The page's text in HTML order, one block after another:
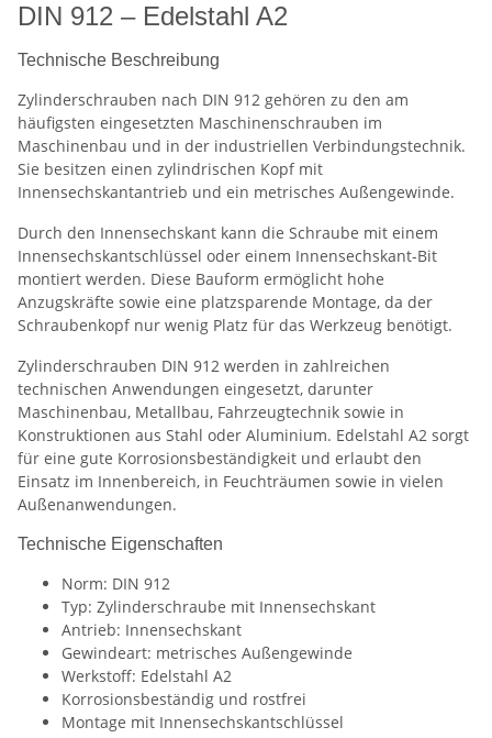
DIN 912 – Edelstahl A2
Technische Beschreibung
Zylinderschrauben nach DIN 912 gehören zu den am
häufigsten eingesetzten Maschinenschrauben im
Maschinenbau und in der industriellen Verbindungstechnik.
Sie besitzen einen zylindrischen Kopf mit
Innensechskantantrieb und ein metrisches Außengewinde.
Durch den Innensechskant kann die Schraube mit einem
Innensechskantschlüssel oder einem Innensechskant-Bit
montiert werden. Diese Bauform ermöglicht hohe
Anzugskräfte sowie eine platzsparende Montage, da der
Schraubenkopf nur wenig Platz für das Werkzeug benötigt.
Zylinderschrauben DIN 912 werden in zahlreichen
technischen Anwendungen eingesetzt, darunter
Maschinenbau, Metallbau, Fahrzeugtechnik sowie in
Konstruktionen aus Stahl oder Aluminium. Edelstahl A2 sorgt
für eine gute Korrosionsbeständigkeit und erlaubt den
Einsatz im Innenbereich, in Feuchträumen sowie in vielen
Außenanwendungen.
Technische Eigenschaften
Norm: DIN 912
Typ: Zylinderschraube mit Innensechskant
Antrieb: Innensechskant
Gewindeart: metrisches Außengewinde
Werkstoff: Edelstahl A2
Korrosionsbeständig und rostfrei
Montage mit Innensechskantschlüssel